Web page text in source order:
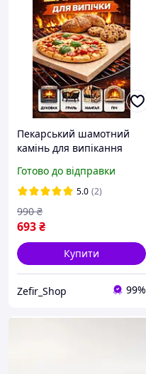
Пекарський шамотний
камінь для випікання
духовки, гриля та
домашньої випічки
Готово до відправки
5.0 (2)
693₴
990 ₴
Купити
Zefir_Shop 99%